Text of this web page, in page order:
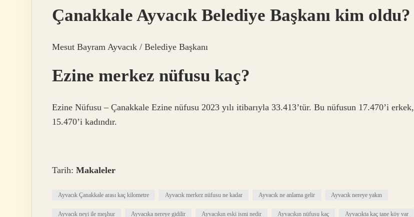
Çanakkale Ayvacık Belediye Başkanı kim oldu?
Mesut Bayram Ayvacık / Belediye Başkanı
Ezine merkez nüfusu kaç?
Ezine Nüfusu – Çanakkale Ezine nüfusu 2023 yılı itibarıyla 33.413’tür. Bu nüfusun 17.470’i erkek,
15.470’i kadındır.
Tarih: Makaleler
Ayvacık Çanakkale arası kaç kilometre Ayvacık merkez nüfusu ne kadar Ayvacık ne anlama gelir Ayvacık nereye yakın
Ayvacık neyi ile meşhur Ayvacıka nereye gidilir Ayvacıkın eski ismi nedir Ayvacıkın nüfusu kaç Ayvacıkta kaç tane köy var